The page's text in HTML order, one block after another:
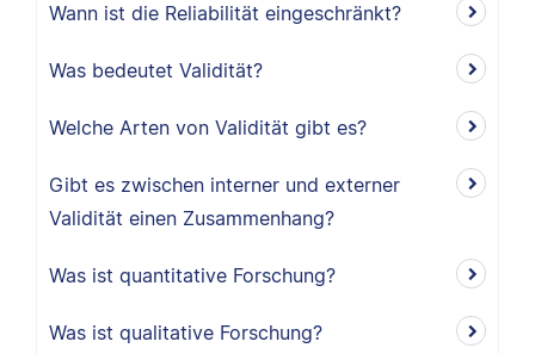
Wann ist die Reliabilität eingeschränkt?
Was bedeutet Validität?
Welche Arten von Validität gibt es?
Gibt es zwischen interner und externer
Validität einen Zusammenhang?
Was ist quantitative Forschung?
Was ist qualitative Forschung?